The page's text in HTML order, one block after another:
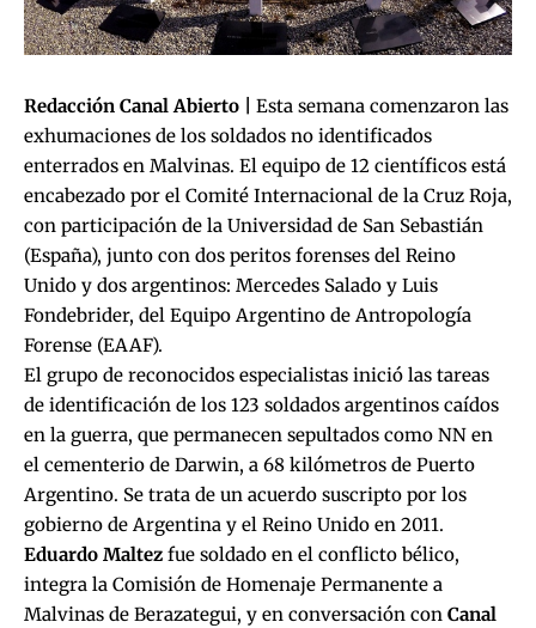
Redacción Canal Abierto |
Esta semana comenzaron las
exhumaciones de los soldados no identificados
enterrados en Malvinas. El equipo de 12 científicos está
encabezado por el Comité Internacional de la Cruz Roja,
con participación de la Universidad de San Sebastián
(España), junto con dos peritos forenses del Reino
Unido y dos argentinos: Mercedes Salado y Luis
Fondebrider, del Equipo Argentino de Antropología
Forense (EAAF).
El grupo de reconocidos especialistas inició las tareas
de identificación de los 123 soldados argentinos caídos
en la guerra, que permanecen sepultados como NN en
el cementerio de Darwin, a 68 kilómetros de Puerto
Argentino. Se trata de un acuerdo suscripto por los
gobierno de Argentina y el Reino Unido en 2011.
Eduardo Maltez fue soldado en el conflicto bélico,
integra la Comisión de Homenaje Permanente a
Malvinas de Berazategui, y en conversación con Canal